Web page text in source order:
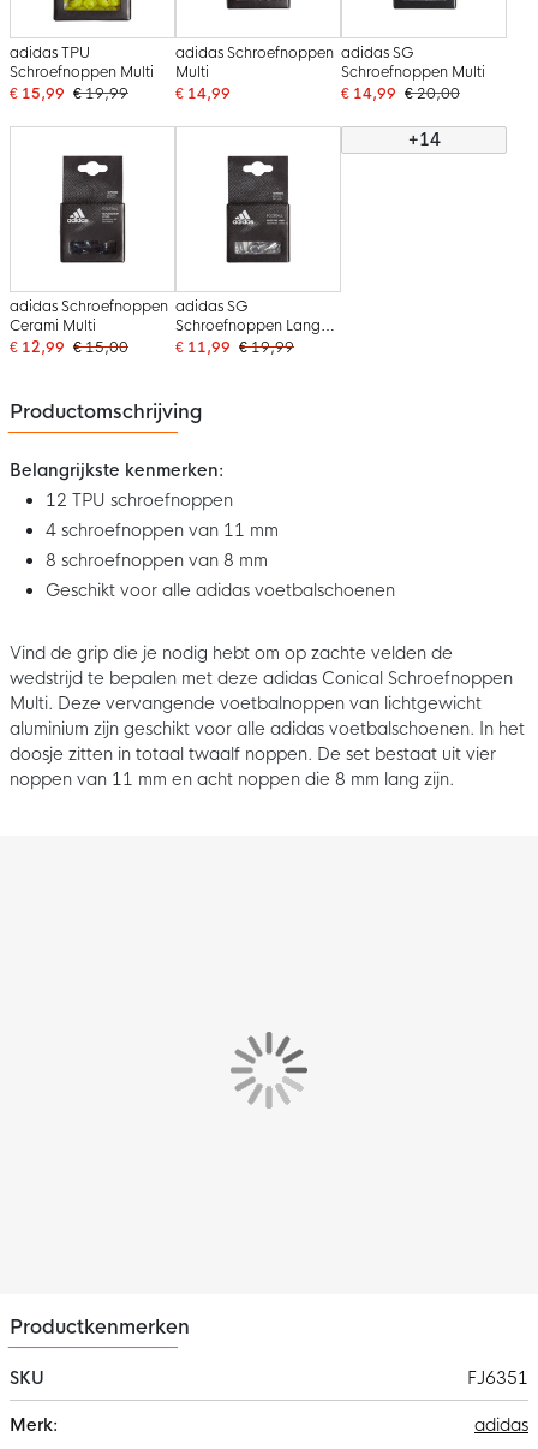
adidas TPU
Schroefnoppen Multi
€ 15,99 € 19,99
adidas Schroefnoppen
Multi
€ 14,99
adidas SG
Schroefnoppen Multi
€ 14,99 € 20,00
adidas Schroefnoppen
Cerami Multi
€ 12,99 € 15,00
adidas SG
Schroefnoppen Lang
Multi
€ 11,99 € 19,99
+14
Productomschrijving
Belangrijkste kenmerken:
12 TPU schroefnoppen
4 schroefnoppen van 11 mm
8 schroefnoppen van 8 mm
Geschikt voor alle adidas voetbalschoenen
Vind de grip die je nodig hebt om op zachte velden de
wedstrijd te bepalen met deze adidas Conical Schroefnoppen
Multi. Deze vervangende voetbalnoppen van lichtgewicht
aluminium zijn geschikt voor alle adidas voetbalschoenen. In het
doosje zitten in totaal twaalf noppen. De set bestaat uit vier
noppen van 11 mm en acht noppen die 8 mm lang zijn.
Productkenmerken
SKU
FJ6351
informatie
adidas